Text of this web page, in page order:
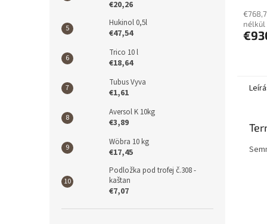
€20,26
Hukinol 0,5l
€47,54
Trico 10 l
€18,64
Tubus Vyva
€1,61
Aversol K 10kg
€3,89
Wöbra 10 kg
€17,45
Podložka pod trofej č.308 -
kaštan
€7,07
nélkül